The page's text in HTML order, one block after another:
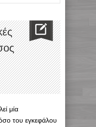
μία
του εγκεφάλου